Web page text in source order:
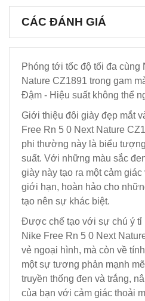
CÁC ĐÁNH GIÁ
Phóng tới tốc độ tối đa cùng
Nature CZ1891 trong gam
Đậm - Hiệu suất không thể
Giới thiệu đôi giày đẹp mắt
Free Rn 5 0 Next Nature
phi thường này là biểu
suất. Với những màu sắc
giày này tạo ra một cảm
giới hạn, hoàn hảo cho
tạo nên sự khác biệt.
Được chế tạo với sự chú ý tỉ
Nike Free Rn 5 0 Next
vẻ ngoại hình, mà còn về
một sự tương phản mạnh
truyền thống đen và trắng,
của bạn với cảm giác thoải